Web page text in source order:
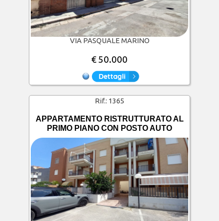
VIA PASQUALE MARINO
€ 50.000
Rif.: 1365
APPARTAMENTO RISTRUTTURATO AL
PRIMO PIANO CON POSTO AUTO